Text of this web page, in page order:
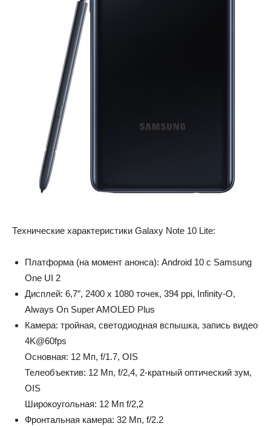
Технические характеристики Galaxy Note 10 Lite:
Платформа (на момент анонса): Android 10 с Samsung
One UI 2
Дисплей: 6,7″, 2400 x 1080 точек, 394 ppi, Infinity-O,
Always On Super AMOLED Plus
Камера: тройная, светодиодная вспышка, запись видео
4K@60fps
Основная: 12 Мп, f/1.7, OIS
Телеобъектив: 12 Мп, f/2,4, 2-кратный оптический зум,
OIS
Широкоугольная: 12 Мп f/2,2
Фронтальная камера: 32 Мп, f/2.2